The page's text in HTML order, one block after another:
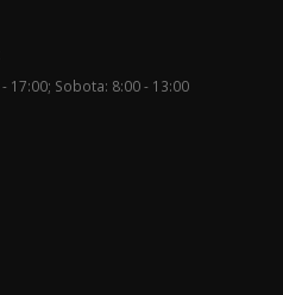
- 17:00; Sobota: 8:00 - 13:00